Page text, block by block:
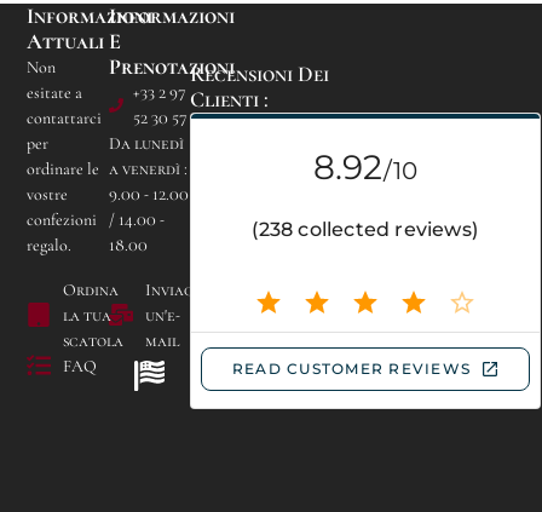
Campeggio Les
56340 CARNAC
Informazioni
E
Prenotazioni
+33 2 97
52 30 57
Da lunedì
a venerdì :
9.00 - 12.00
/ 14.00 -
18.00
Inviaci
un'e-
mail
Informazioni
Attuali
Non
esitate a
contattarci
per
ordinare le
vostre
confezioni
regalo.
Ordina
la tua
scatola
FAQ
Recensioni Dei
Clienti :